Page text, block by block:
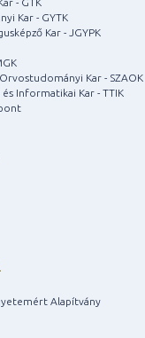
Kar - GYTK
Kar - JGYPK
Kar - SZAOK
Informatikai Kar - TTIK
Alapítvány